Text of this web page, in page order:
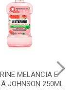
ABSORVENTE SEMPRE
LIVRE ADAPT SUAVE